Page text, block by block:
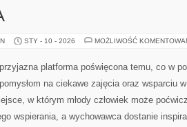
STY - 10 - 2026 MOŻLIWOŚĆ
platforma poświęcona temu, co w
na ciekawe zajęcia oraz wsparciu
w którym młody człowiek może
wspierania, a wychowawca dostanie